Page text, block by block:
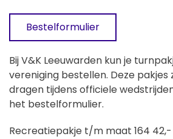
Bestelformulier
Bij V&K Leeuwarden kun je
vereniging bestellen. Deze
dragen tijdens officiele
het bestelformulier.
Recreatiepakje t/m maat 164 42,-